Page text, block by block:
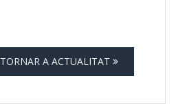
TORNAR A ACTUALITAT